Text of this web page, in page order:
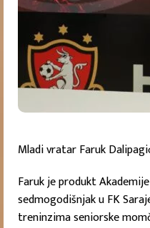
Mladi vratar Faruk
Faruk je produkt
sedmogodišnjak u FK
treninzima seniorske